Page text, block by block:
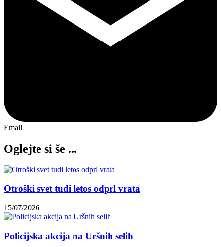
Email
Oglejte si še ...
Otroški svet tudi letos odprl vrata
15/07/2026
Policijska akcija na Uršnih selih